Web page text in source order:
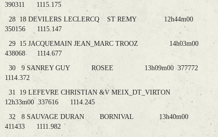
390311 1115.175
28 18 DEVILERS LECLERCQ ST REMY 12h44m00
350156 1115.147
29 15 JACQUEMAIN JEAN_MARC TROOZ 14h03m00
438068 1114.677
30 9 SANREY GUY ROSEE 13h09m00 377772
1114.372
31 19 LEFEVRE CHRISTIAN &V MEIX_DT_VIRTON
12h33m00 337616 1114.245
32 8 SAUVAGE DURAN BORNIVAL 13h40m00
411433 1111.982